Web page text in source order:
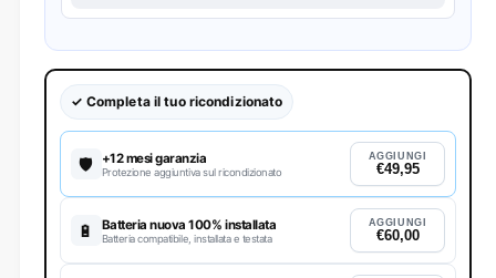
✓ Completa il tuo ricondizionato
🛡️ +12 mesi garanzia
Protezione aggiuntiva sul ricondizionato
AGGIUNGI
€49,95
🔋 Batteria nuova 100% installata
Batteria compatibile, installata e testata
AGGIUNGI
€60,00